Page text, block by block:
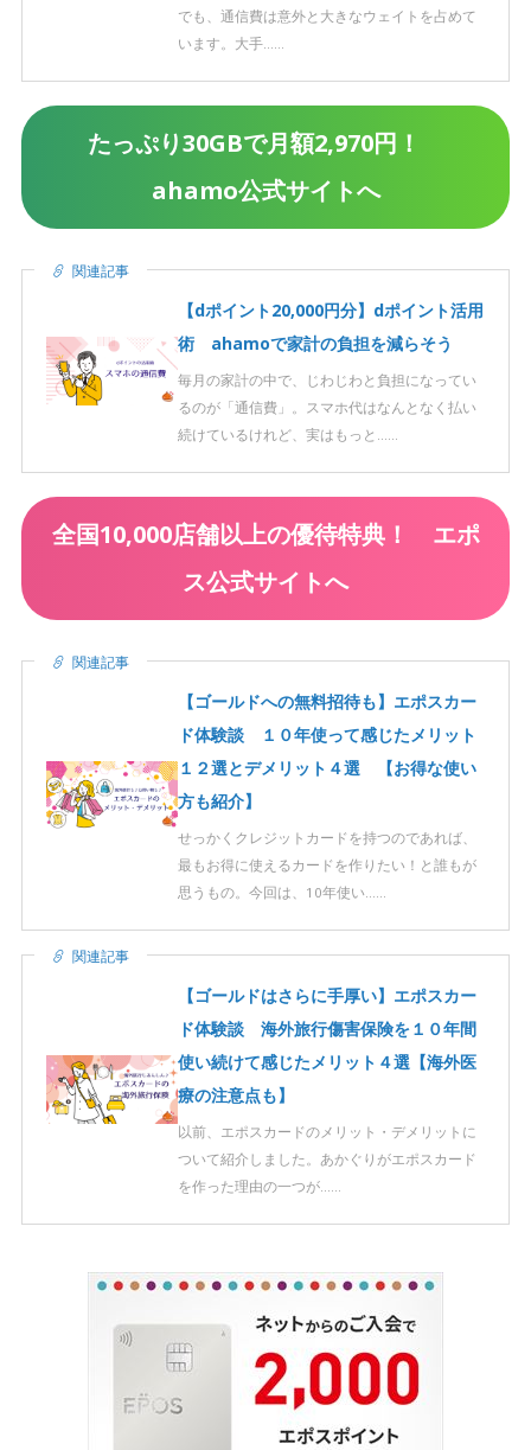
でも、通信費は意外と大きなウェイトを占めて
います。大手……
たっぷり30GBで月額2,970円！
ahamo公式サイトへ
関連記事
【dポイント20,000円分】dポイント活用
術 ahamoで家計の負担を減らそう
毎月の家計の中で、じわじわと負担になってい
るのが「通信費」。スマホ代はなんとなく払い
続けているけれど、実はもっと……
全国10,000店舗以上の優待特典！ エポ
ス公式サイトへ
関連記事
【ゴールドへの無料招待も】エポスカー
ド体験談 １０年使って感じたメリット
１２選とデメリット４選 【お得な使い
方も紹介】
せっかくクレジットカードを持つのであれば、
最もお得に使えるカードを作りたい！と誰もが
思うもの。今回は、10年使い……
関連記事
【ゴールドはさらに手厚い】エポスカー
ド体験談 海外旅行傷害保険を１０年間
使い続けて感じたメリット４選【海外医
療の注意点も】
以前、エポスカードのメリット・デメリットに
ついて紹介しました。あかぐりがエポスカード
を作った理由の一つが……